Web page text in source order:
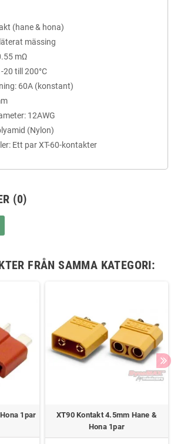
(hane & hona)
mässing
mΩ
20 till 200°C
60A (konstant)
12AWG
(Nylon)
Ett par XT-60-kontakter
(0)
FRÅN SAMMA KATEGORI:
1par
XT90 Kontakt 4.5mm Hane &
Hona 1par